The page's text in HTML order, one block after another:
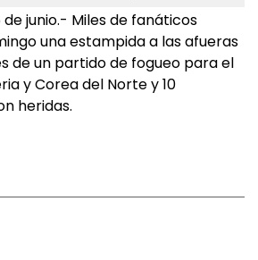
junio.- Miles de fanáticos
una estampida a las afueras
de un partido de fogueo para el
y Corea del Norte y 10
heridas.